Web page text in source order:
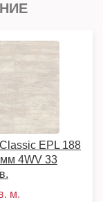
EPL 188
4WV 33
м.